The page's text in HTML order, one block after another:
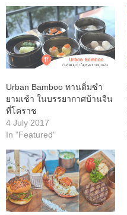
Urban Bamboo ทานติ่มซำ
ยามเช้า ในบรรยากาศบ้านจีน
ที่โคราช
4 July 2017
In "Featured"